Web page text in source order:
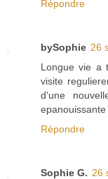
Répondre
bySophie 26
Longue vie a
visite
d'une
epanouissante
Répondre
Sophie G. 26